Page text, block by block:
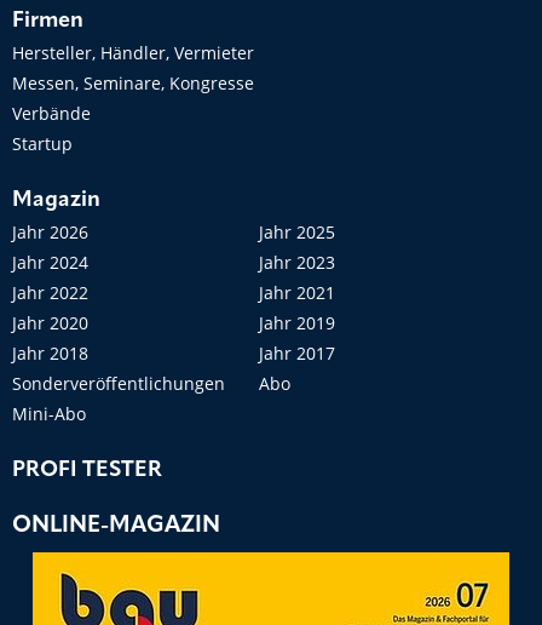
Firmen
Hersteller, Händler, Vermieter
Messen, Seminare, Kongresse
Verbände
Startup
Magazin
Jahr 2026
Jahr 2025
Jahr 2024
Jahr 2023
Jahr 2022
Jahr 2021
Jahr 2020
Jahr 2019
Jahr 2018
Jahr 2017
Sonderveröffentlichungen
Abo
Mini-Abo
PROFI TESTER
ONLINE-MAGAZIN